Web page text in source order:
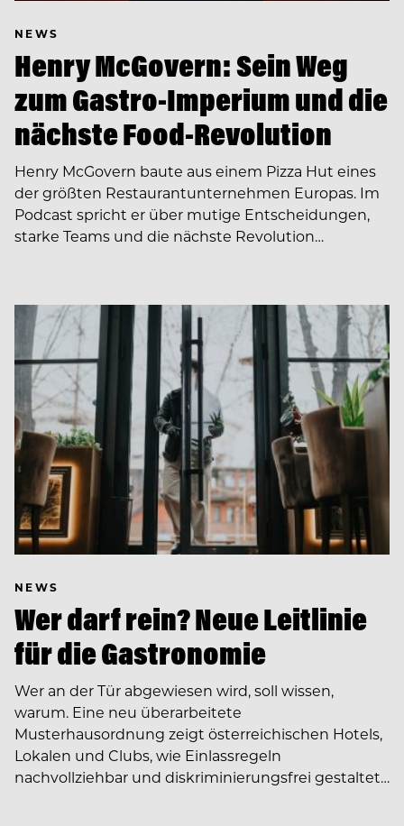
NEWS
Henry McGovern: Sein Weg
zum Gastro-Imperium und die
nächste Food-Revolution
Henry McGovern baute aus einem Pizza Hut eines
der größten Restaurantunternehmen Europas. Im
Podcast spricht er über mutige Entscheidungen,
starke Teams und die nächste Revolution…
NEWS
Wer darf rein? Neue Leitlinie
für die Gastronomie
Wer an der Tür abgewiesen wird, soll wissen,
warum. Eine neu überarbeitete
Musterhausordnung zeigt österreichischen Hotels,
Lokalen und Clubs, wie Einlassregeln
nachvollziehbar und diskriminierungsfrei gestaltet…